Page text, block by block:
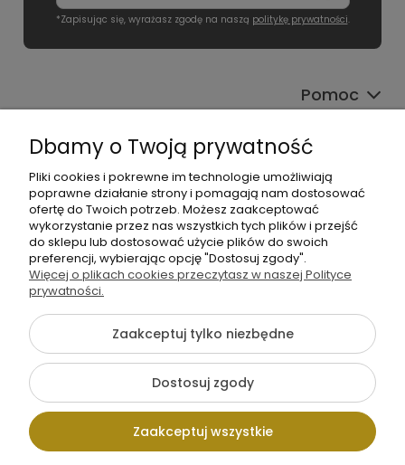
*Zapisując się, wyrażasz zgodę na naszą politykę prywatności.
Pomoc
Moje konto
Płatności i dostawa
Informacje
O nas
+48 605 141 363
Napisz do nas
Dbamy o Twoją prywatność
Pliki cookies i pokrewne im technologie umożliwiają
poprawne działanie strony i pomagają nam dostosować
ofertę do Twoich potrzeb. Możesz zaakceptować
wykorzystanie przez nas wszystkich tych plików i przejść
do sklepu lub dostosować użycie plików do swoich
preferencji, wybierając opcję "Dostosuj zgody".
Więcej o plikach cookies przeczytasz w naszej Polityce
prywatności.
Zaakceptuj tylko niezbędne
Dostosuj zgody
Zaakceptuj wszystkie